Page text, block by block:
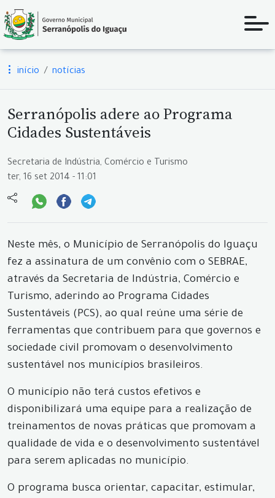
início notícias
Serranópolis adere ao Programa
Cidades Sustentáveis
Secretaria de Indústria, Comércio e Turismo
ter, 16 set 2014 - 11:01
Neste mês, o Município de Serranópolis do Iguaçu
fez a assinatura de um convênio com o SEBRAE,
através da Secretaria de Indústria, Comércio e
Turismo, aderindo ao Programa Cidades
Sustentáveis (PCS), ao qual reúne uma série de
ferramentas que contribuem para que governos e
sociedade civil promovam o desenvolvimento
sustentável nos municípios brasileiros.
O município não terá custos efetivos e
disponibilizará uma equipe para a realização de
treinamentos de novas práticas que promovam a
qualidade de vida e o desenvolvimento sustentável
para serem aplicadas no município.
O programa busca orientar, capacitar, estimular,